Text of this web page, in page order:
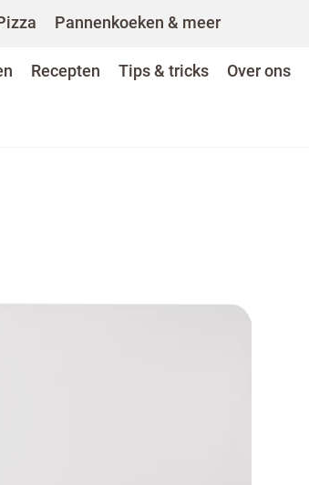
Pannenkoeken & meer
Recepten Tips & tricks Over ons